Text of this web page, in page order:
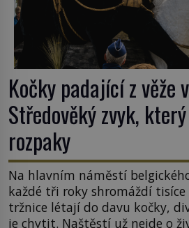
Kočky padající z věže
Středověký zvyk,
rozpaky
Na hlavním náměstí
každé tři roky shromáždí tisíce
tržnice létají do davu kočky,
je chytit. Naštěstí už nejde o